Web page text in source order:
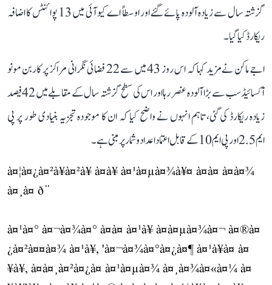
گزشتہ سال سے زیادہ آلودہ پائے گئے اور اوسطاً اے کیو آئی میں 13 پوائنٹس کا اضافہ
ریکارڈ کیا گیا۔
اجے ماکن نے مزید کہا کہ اس روز 43 میں سے 22 فضائی نگرانی مراکز پر کاربن مونو
آکسائیڈ سب سے بڑا آلودہ عنصر رہا اور اس کی سطح گزشتہ سال کے مقابلے میں 42 فیصد
زیادہ ریکارڈ کی گئی، تاہم انہوں نے واضح کیا کہ ان کا موجودہ تجزیہ بنیادی طور پر پی
ایم 2.5 اور پی ایم 10 کے قابل اعتماد اعداد و شمار پر مبنی ہے۔
à¤¦à¤¿à¤²à¥à¤²à¥ à¤à¥ à¤¹à¤µà¤¾à¥¤ à¤à¤ à¤à¤¾
à¤¸à¤ ð¨
à¤¹à¤° à¤¬à¤¾à¤° à¤à¤ à¤¹à¥ à¤à¤µà¤¾à¤¬ à¤®à¤
¿à¤²à¤¤à¤¾ à¤¹à¥, 'à¤¬à¤¾à¤°à¤¿à¤¶ à¤¹à¥à¤ à¤
¥à¥, à¤à¤¸à¤²à¤¿à¤ à¤¹à¤µà¤¾ à¤¸à¤¾à¤«à¤¼ à¤